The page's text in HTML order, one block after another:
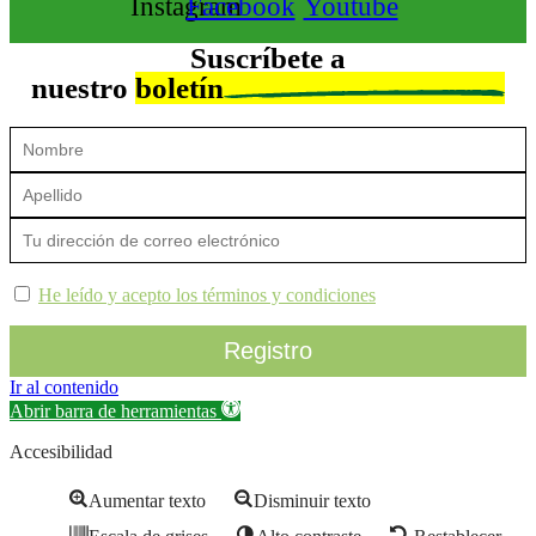
Instagram
Facebook Youtube
Suscríbete a
nuestro boletín
He leído y acepto los términos y condiciones
Ir al contenido
Abrir barra de herramientas
Accesibilidad
Aumentar texto
Disminuir texto